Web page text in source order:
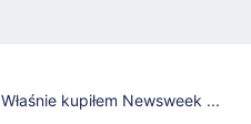
Właśnie kupiłem Newsweek ...